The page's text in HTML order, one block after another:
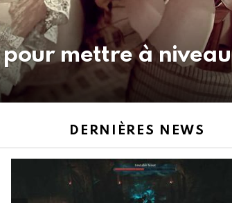
mettre à niveau
DERNIÈRES NEWS